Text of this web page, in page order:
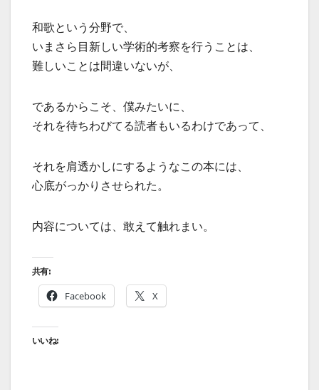
和歌という分野で、
いまさら目新しい学術的考察を行うことは、
難しいことは間違いないが、
であるからこそ、僕みたいに、
それを待ちわびてる読者もいるわけであって、
それを肩透かしにするようなこの本には、
心底がっかりさせられた。
内容については、敢えて触れまい。
共有:
Facebook X
いいね: